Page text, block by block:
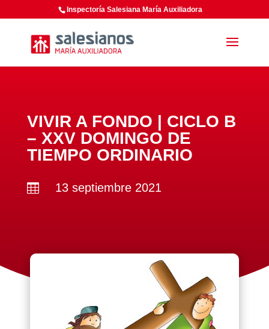
Inspectoría Salesiana María Auxiliadora
VIVIR A FONDO | CICLO B
– XXV DOMINGO DE
TIEMPO ORDINARIO
 13 septiembre 2021